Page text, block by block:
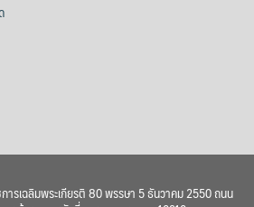
ารเฉลิมพระเกียรติ 80 พรรษา 5 ธันวาคม 2550 ถนน